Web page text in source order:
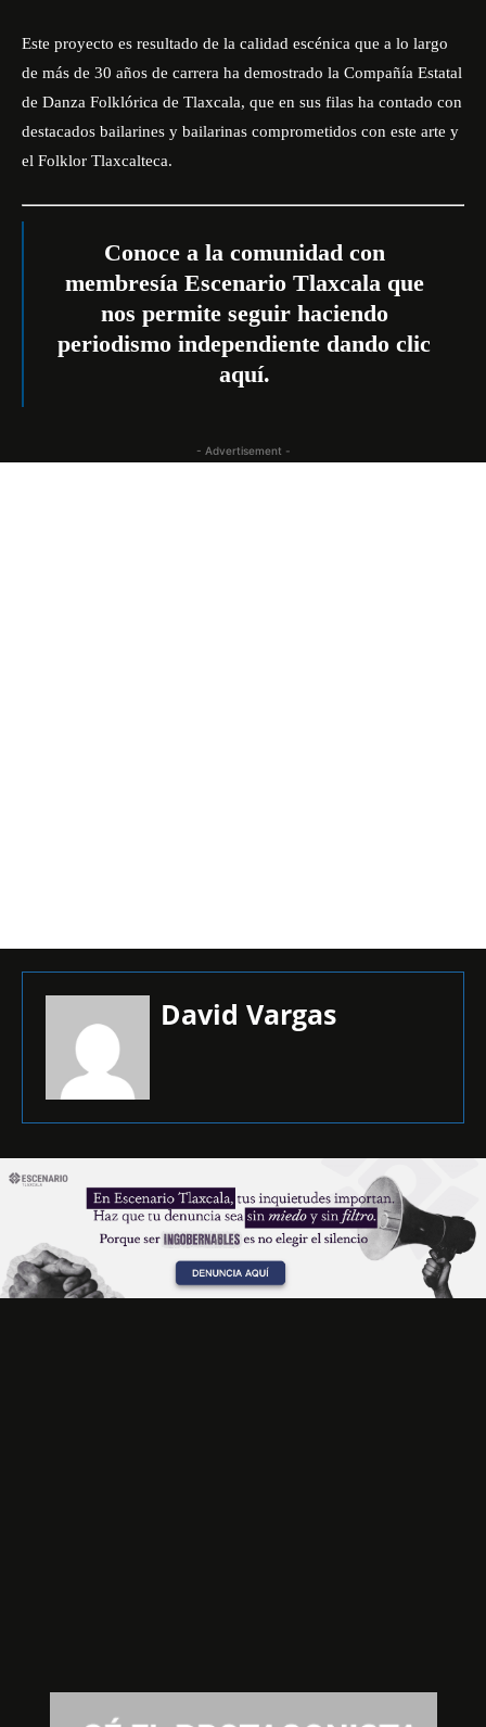
Este proyecto es resultado de la calidad escénica que a lo largo
de más de 30 años de carrera ha demostrado la Compañía Estatal
de Danza Folklórica de Tlaxcala, que en sus filas ha contado con
destacados bailarines y bailarinas comprometidos con este arte y
el Folklor Tlaxcalteca.
Conoce a la comunidad con
membresía Escenario Tlaxcala que
nos permite seguir haciendo
periodismo independiente dando clic
aquí.
- Advertisement -
David Vargas